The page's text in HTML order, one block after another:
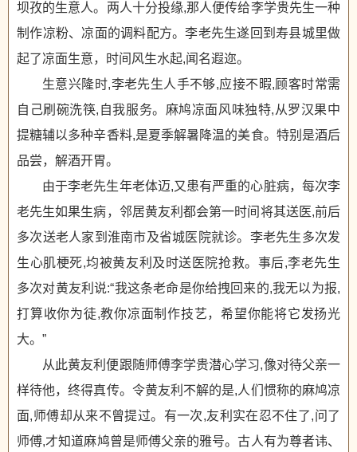
坝孜的生意人。两人十分投缘,那人便传给李学贵先生一种
制作凉粉、凉面的调料配方。李老先生遂回到寿县城里做
起了凉面生意，时间风生水起,闻名遐迩。
生意兴隆时,李老先生人手不够,应接不暇,顾客时常需
自己刷碗洗筷,自我服务。麻鸠凉面风味独特,从罗汉果中
提糖辅以多种辛香料,是夏季解暑降温的美食。特别是酒后
品尝，解酒开胃。
由于李老先生年老体迈,又患有严重的心脏病，每次李
老先生如果生病，邻居黄友利都会第一时间将其送医,前后
多次送老人家到淮南市及省城医院就诊。李老先生多次发
生心肌梗死,均被黄友利及时送医院抢救。事后,李老先生
多次对黄友利说:“我这条老命是你给拽回来的,我无以为报,
打算收你为徒,教你凉面制作技艺，希望你能将它发扬光
大。”
从此黄友利便跟随师傅李学贵潜心学习,像对待父亲一
样待他，终得真传。令黄友利不解的是,人们惯称的麻鸠凉
面,师傅却从来不曾提过。有一次,友利实在忍不住了,问了
师傅,才知道麻鸠曾是师傅父亲的雅号。古人有为尊者讳、